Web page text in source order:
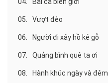
04. Bài ca biên giới
05. Vượt đèo
06. Người đi xây hồ kẻ gỗ
07. Quảng bình quê ta ơi
08. Hành khúc ngày và đêm